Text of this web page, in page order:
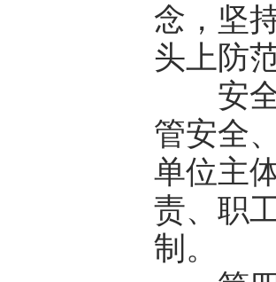
念，坚
头上防
安全
管安全
单位主
责、职
制。